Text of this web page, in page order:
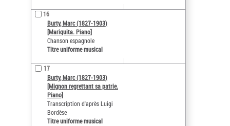
16
Burty, Marc (1827-1903)
[Mariquita. Piano]
Chanson espagnole
Titre uniforme musical
17
Burty, Marc (1827-1903)
[Mignon regrettant sa patrie.
Piano]
Transcription d'après Luigi
Bordèse
Titre uniforme musical